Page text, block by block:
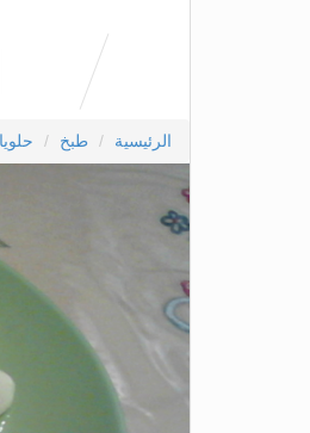
الرئيسية طبخ